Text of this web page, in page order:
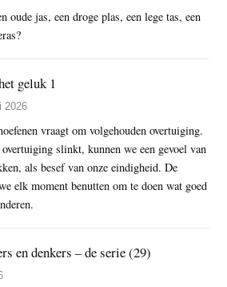
oude jas, een droge plas, een lege tas, een
geluk 1
2026
vraagt om volgehouden overtuiging.
slinkt, kunnen we een gevoel van
als besef van onze eindigheid. De
elk moment benutten om te doen wat goed
en denkers – de serie (29)